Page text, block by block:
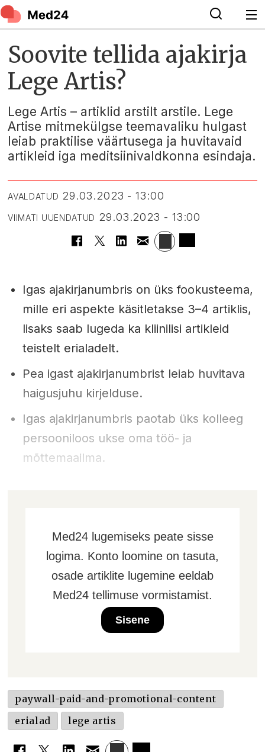
Soovite tellida ajakirja
Lege Artis?
Lege Artis – artiklid arstilt arstile. Lege
Artise mitmekülgse teemavaliku hulgast
leiab praktilise väärtusega ja huvitavaid
artikleid iga meditsiinivaldkonna esindaja.
AVALDATUD 29.03.2023 - 13:00
VIIMATI UUENDATUD 29.03.2023 - 13:00
Igas ajakirjanumbris on üks fookusteema,
mille eri aspekte käsitletakse 3–4 artiklis,
lisaks saab lugeda ka kliinilisi artikleid
teistelt erialadelt.
Pea igast ajakirjanumbrist leiab huvitava
haigusjuhu kirjelduse.
Igas ajakirjanumbris paotab üks kolleeg
persooniloos ukse oma töö- ja
mõttemaailma.
Med24 lugemiseks peate sisse
logima. Konto loomine on tasuta,
osade artiklite lugemine eeldab
Med24 tellimuse vormistamist.
Sisene
paywall-paid-and-promotional-content
erialad
lege artis